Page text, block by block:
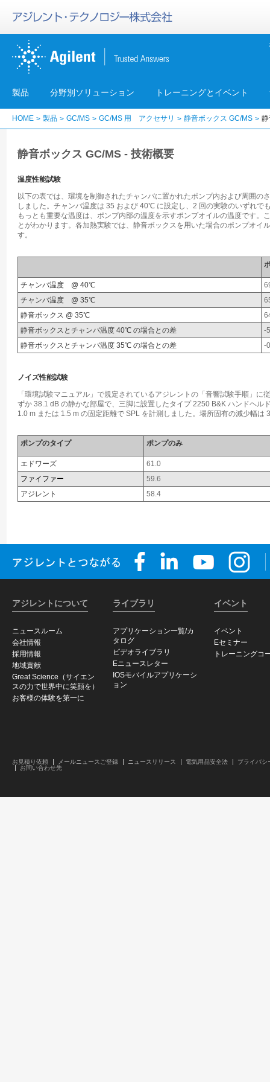
製品 分野別ソリューション トレーニングとイベント
HOME 製品 GC/MS GC/MS 用 アクセサリ 静音ボックス GC/MS
静音ボックス GC/MS - 技術概要
温度性能試験
以下の表では、環境を制御されたチャンバに置かれたポンプ内および周囲
しました。チャンバ温度は 35 および 40℃ に設定し、2 回の実験のいずれで
もっとも重要な温度は、ポンプ内部の温度を示すポンプオイルの温度です
とがわかります。各加熱実験では、静音ボックスを用いた場合のポンプオ
す。
チャンバ温度 @ 40℃
チャンバ温度 @ 35℃
静音ボックス @ 35℃
静音ボックスとチャンバ温度 40℃ の場合との差
-
静音ボックスとチャンバ温度 35℃ の場合との差
-
ノイズ性能試験
「環境試験マニュアル」で規定されているアジレントの「音響試験手順」
ずか 38.1 dB の静かな部屋で、三脚に設置したタイプ 2250 B&K ハンドヘ
1.0 m または 1.5 m の固定距離で SPL を計測しました。場所固有の減少幅は
ポンプのタイプ ポンプのみ
エドワーズ
61.0
ファイファー
59.6
アジレント
58.4
アジレントについて
ニュースルーム
会社情報
採用情報
地域貢献
Great Science（サイエン
スの力で世界中に笑顔を）
お客様の体験を第一に
ライブラリ
アプリケーション一覧/カ
タログ
ビデオライブラリ
Eニュースレター
IOSモバイルアプリケーシ
ョン
イベント
イベント
Eセミナー
トレーニングコ
お見積り依頼 メールニュースご登録 ニュースリリース 電気用品安全法
プライバシ
お問い合わせ先